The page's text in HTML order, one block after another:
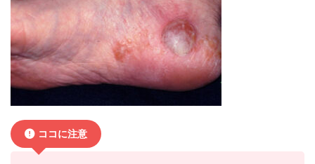
ココに注意